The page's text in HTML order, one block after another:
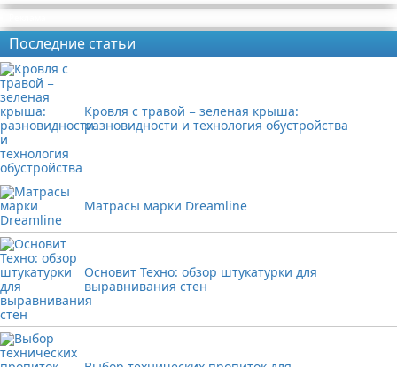
Последние статьи
Кровля с травой − зеленая крыша:
разновидности и технология обустройства
Матрасы марки Dreamline
Основит Техно: обзор штукатурки для
выравнивания стен